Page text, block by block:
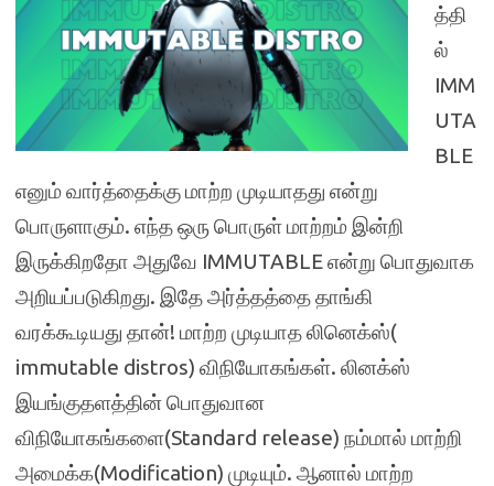
த்தி
ல்
IMM
UTA
BLE
எனும் வார்த்தைக்கு மாற்ற முடியாதது என்று
பொருளாகும். எந்த ஒரு பொருள் மாற்றம் இன்றி
இருக்கிறதோ அதுவே IMMUTABLE என்று பொதுவாக
அறியப்படுகிறது. இதே அர்த்தத்தை தாங்கி
வரக்கூடியது தான்! மாற்ற முடியாத லினெக்ஸ்(
immutable distros) விநியோகங்கள். லினக்ஸ்
இயங்குதளத்தின் பொதுவான
விநியோகங்களை(Standard release) நம்மால் மாற்றி
அமைக்க(Modification) முடியும். ஆனால் மாற்ற